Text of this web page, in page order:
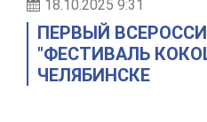
18.10.2025 9:31
ПЕРВЫЙ
"ФЕСТИВАЛЬ
ЧЕЛЯБИНСКЕ